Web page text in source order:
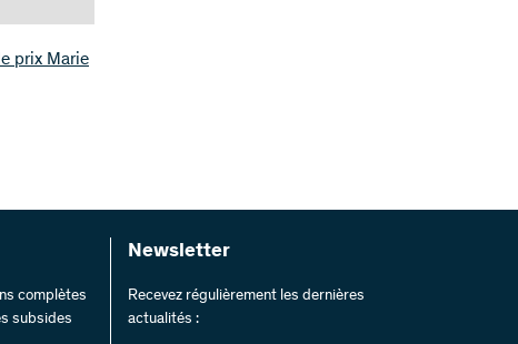
prix Marie
complètes
subsides
Newsletter
Recevez régulièrement les dernières
actualités :